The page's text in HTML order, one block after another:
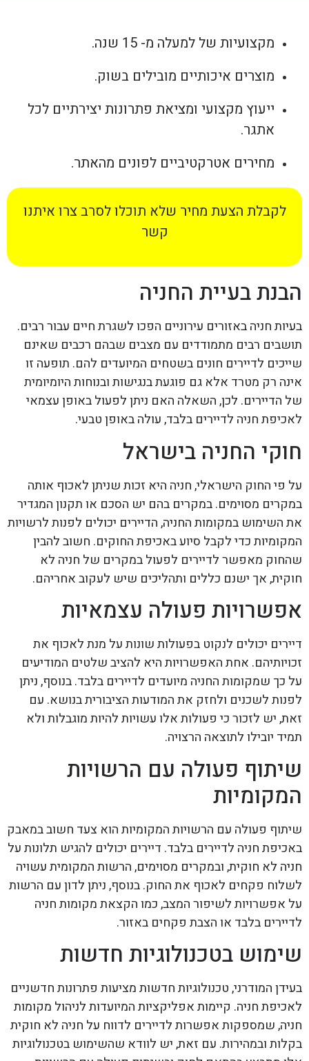
מקצועיות של למעלה מ- 15 שנה.
מוצרים איכותיים מובילים בשוק.
ייעוץ מקצועי ומציאת פתרונות יצירתיים לכל
אתגר.
מחירים אטרקטיביים לפונים מהאתר.
לקבלת הצעת מחיר שלא תוכלו לסרב צרו איתנו
קשר
הבנת בעיית החניה
בעיות חניה באזורים עירוניים הפכו לשגרת חיים עבור רבים.
תושבים רבים מתמודדים עם מצבים שבהם רכבים שאינם
שייכים לדיירים חונים בשטחים המיועדים להם. תופעה זו
אינה רק מטרד אלא גם פוגעת בנגישות ובנוחות היומיומית
של הדיירים. לכן, השאלה האם ניתן לפעול באופן עצמאי
לאכיפת חניה לדיירים בלבד, עולה באופן טבעי.
חוקי החניה בישראל
על פי החוק הישראלי, חניה היא זכות שניתן לאכוף אותה
במקרים מסוימים. במקרים בהם יש הסכם או תקנון המגדיר
את השימוש במקומות החניה, הדיירים יכולים לפנות לרשויות
המקומיות כדי לקבל סיוע באכיפת החוקים. חשוב להבין
שהחוק מאפשר לדיירים לפעול במקרים של חניה לא
חוקית, אך ישנם כללים ותהליכים שיש לעקוב אחריהם.
אפשרויות פעולה עצמאיות
דיירים יכולים לנקוט בפעולות שונות על מנת לאכוף את
זכויותיהם. אחת האפשרויות היא להציב שלטים המודיעים
על כך שמקומות החניה מיועדים לדיירים בלבד. בנוסף, ניתן
לפנות לשכנים ולחזק את המודעות הציבורית בנושא. עם
זאת, יש לזכור כי פעולות אלו עשויות להיות מוגבלות ולא
תמיד יובילו לתוצאה הרצויה.
שיתוף פעולה עם הרשויות
המקומיות
שיתוף פעולה עם הרשויות המקומיות הוא צעד חשוב במאבק
באכיפת חניה לדיירים בלבד. דיירים יכולים להגיש תלונות על
חניה לא חוקית, ובמקרים מסוימים, הרשות המקומית עשויה
לשלוח פקחים לאכוף את החוק. בנוסף, ניתן לדון עם הרשות
על אפשרויות לשיפור המצב, כמו הקצאת מקומות חניה
לדיירים בלבד או הצבת פקחים באזור.
שימוש בטכנולוגיות חדשות
בעידן המודרני, טכנולוגיות חדשות מציעות פתרונות חדשניים
לאכיפת חניה. קיימות אפליקציות המיועדות לניהול מקומות
חניה, שמספקות אפשרות לדיירים לדווח על חניה לא חוקית
בקלות ובמהירות. עם זאת, יש לוודא שהשימוש בטכנולוגיות